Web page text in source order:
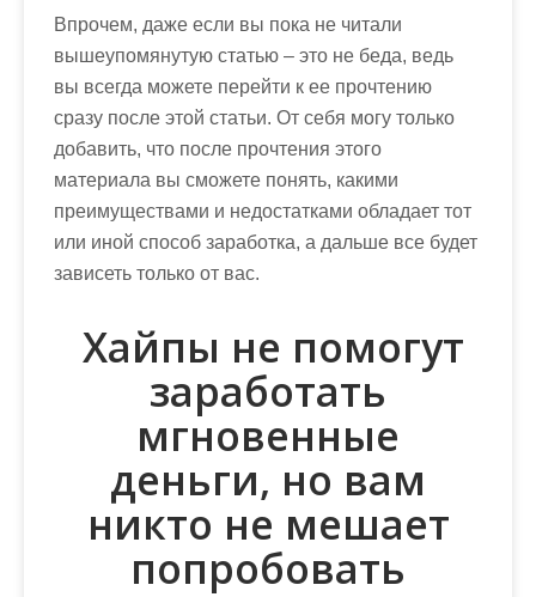
Впрочем, даже если вы пока не читали
вышеупомянутую статью – это не беда, ведь
вы всегда можете перейти к ее прочтению
сразу после этой статьи. От себя могу только
добавить, что после прочтения этого
материала вы сможете понять, какими
преимуществами и недостатками обладает тот
или иной способ заработка, а дальше все будет
зависеть только от вас.
Хайпы не помогут
заработать
мгновенные
деньги, но вам
никто не мешает
попробовать